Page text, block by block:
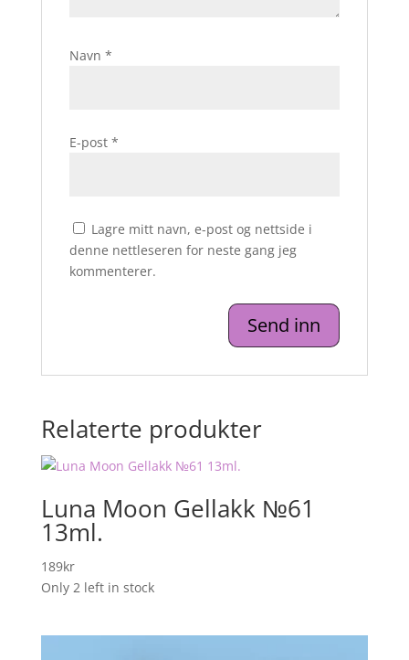
Navn *
E-post *
Lagre mitt navn, e-post og nettside i
denne nettleseren for neste gang jeg
kommenterer.
Relaterte produkter
Luna Moon Gellakk №61
13ml.
189kr
Only 2 left in stock